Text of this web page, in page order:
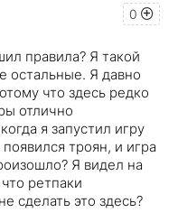
0
правила? Я такой
остальные. Я давно
что здесь редко
отлично
я запустил игру
троян, и игра
Я видел на
ретпаки
сделать это здесь?